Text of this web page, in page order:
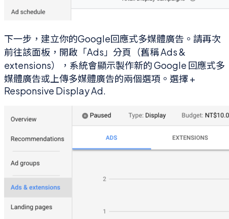
下一步，建立你的Google回應式多媒體廣告。請再次
前往該面板，開啟「Ads」分頁（舊稱 Ads &
extensions），系統會顯示製作新的 Google 回應式多
媒體廣告或上傳多媒體廣告的兩個選項。選擇 +
Responsive Display Ad.